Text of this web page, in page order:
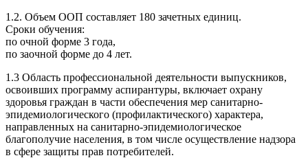
1.2. Объем ООП составляет 180 зачетных единиц.
Сроки обучения:
по очной форме 3 года,
по заочной форме до 4 лет.
1.3 Область профессиональной деятельности выпускников,
освоивших программу аспирантуры, включает охрану
здоровья граждан в части обеспечения мер санитарно-
эпидемиологического (профилактического) характера,
направленных на санитарно-эпидемиологическое
благополучие населения, в том числе осуществление надзора
в сфере защиты прав потребителей.